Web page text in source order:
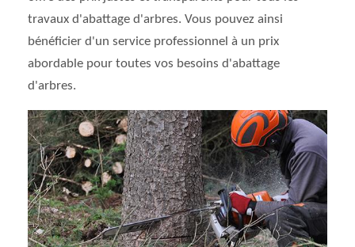
travaux d'abattage d'arbres. Vous pouvez ainsi
bénéficier d'un service professionnel à un prix
abordable pour toutes vos besoins d'abattage
d'arbres.